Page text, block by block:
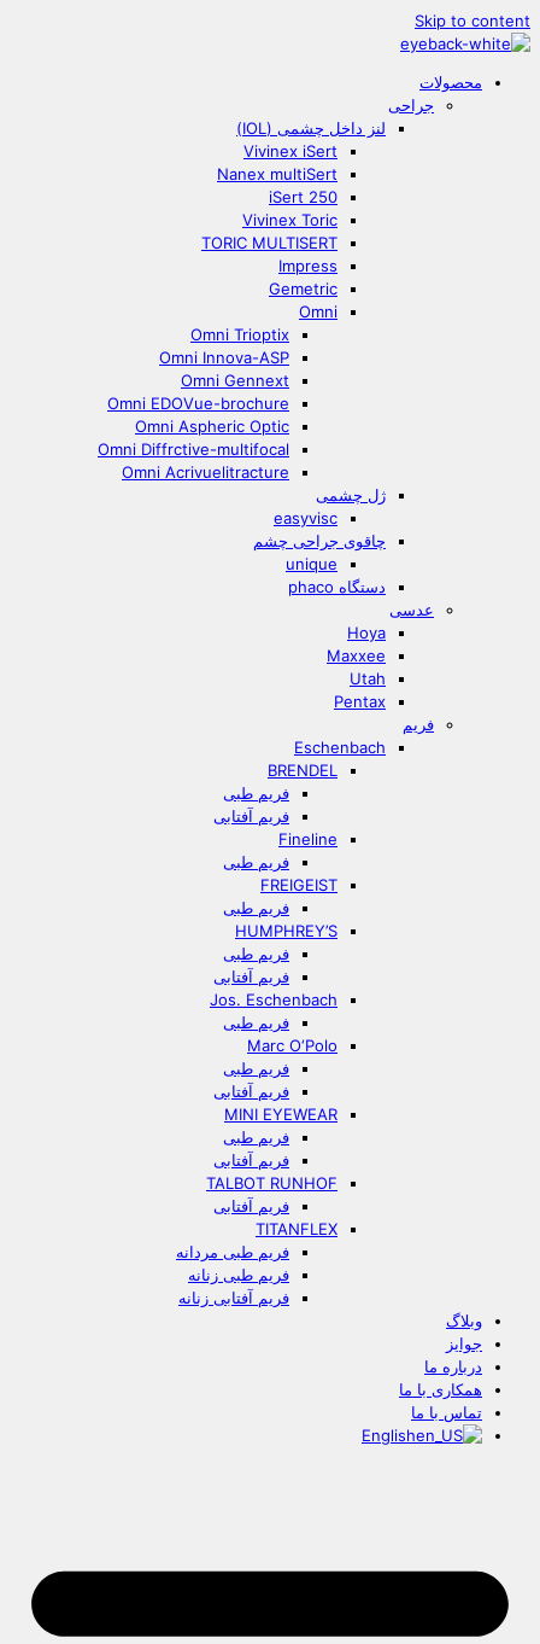
Skip to content
محصولات
جراحی
لنز داخل چشمی (IOL)
Vivinex iSert
Nanex multiSert
iSert 250
Vivinex Toric
TORIC MULTISERT
Impress
Gemetric
Omni
Omni Trioptix
Omni Innova-ASP
Omni Gennext
Omni EDOVue-brochure
Omni Aspheric Optic
Omni Diffrctive-multifocal
Omni Acrivuelitracture
ژل چشمی
easyvisc
چاقوی جراحی چشم
unique
دستگاه phaco
عدسی
Hoya
Maxxee
Utah
Pentax
فریم
Eschenbach
BRENDEL
فریم طبی
فریم آفتابی
Fineline
فریم طبی
FREIGEIST
فریم طبی
HUMPHREY’S
فریم طبی
فریم آفتابی
Jos. Eschenbach
فریم طبی
Marc O‘Polo
فریم طبی
فریم آفتابی
MINI EYEWEAR
فریم طبی
فریم آفتابی
TALBOT RUNHOF
فریم آفتابی
TITANFLEX
فریم طبی مردانه
فریم طبی زنانه
فریم آفتابی زنانه
وبلاگ
جوایز
درباره ما
همکاری با ما
تماس با ما
English